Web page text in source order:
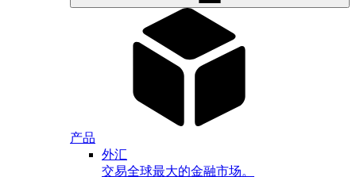
产品
外汇
交易全球最大的金融市场。